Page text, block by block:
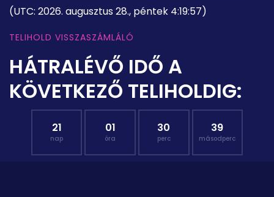
(UTC: 2026. augusztus 28., péntek 4:19:57)
TELIHOLD VISSZASZÁMLÁLÓ
HÁTRALÉVŐ IDŐ A
KÖVETKEZŐ TELIHOLDIG:
21
nap
01
óra
30
perc
38
másodperc